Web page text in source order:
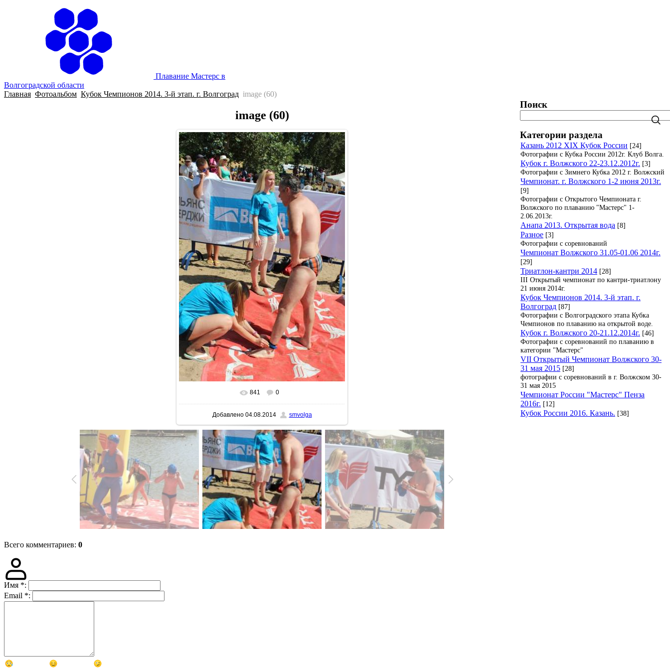
Плавание Мастерс в
Волгоградской области
Главная Фотоальбом Кубок Чемпионов 2014. 3-й этап. г. Волгоград image (60)
image (60)
В реальном размере 512x768
841 0
Добавлено04.08.2014 smvolga
Всего комментариев: 0
Имя *:
Email *:
Поиск
Категории раздела
Казань 2012 XIX Кубок России [24]
Фотографии с Кубка России 2012г. Клуб Волга.
Кубок г. Волжского 22-23.12.2012г. [3]
Фотографии с Зимнего Кубка 2012 г. Волжский
Чемпионат. г. Волжского 1-2 июня 2013г.
[9]
Фотографии с Открытого Чемпионата г.
Волжского по плаванию "Мастерс" 1-
2.06.2013г.
Анапа 2013. Открытая вода [8]
Разное [3]
Фотографии с соревнований
Чемпионат Волжского 31.05-01.06 2014г.
[29]
Триатлон-кантри 2014 [28]
III Открытый чемпионат по кантри-триатлону
21 июня 2014г.
Кубок Чемпионов 2014. 3-й этап. г.
Волгоград [87]
Фотографии с Волгоградского этапа Кубка
Чемпионов по плаванию на открытой воде.
Кубок г. Волжского 20-21.12.2014г. [46]
Фотографии с соревнований по плаванию в
категории "Мастерс"
VII Открытый Чемпионат Волжского 30-
31 мая 2015 [28]
фотографии с соревнований в г. Волжском 30-
31 мая 2015
Чемпионат России "Мастерс" Пенза
2016г. [12]
Кубок России 2016. Казань. [38]